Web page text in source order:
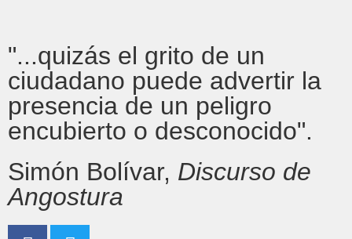
"...quizás el grito de un
ciudadano puede advertir la
presencia de un peligro
encubierto o desconocido".
Simón Bolívar, Discurso de
Angostura